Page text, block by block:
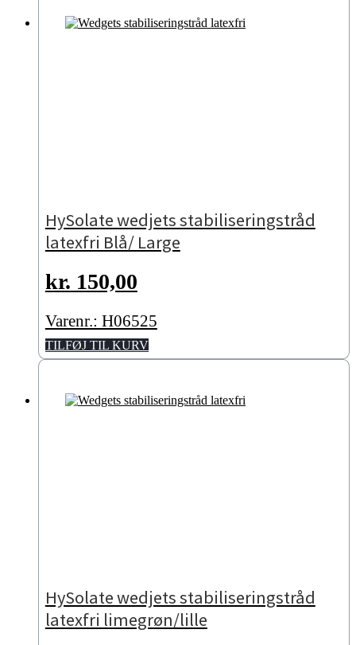
HySolate wedjets stabiliseringstråd
latexfri Blå/ Large
kr. 150,00
Varenr.: H06525
TILFØJ TIL KURV
HySolate wedjets stabiliseringstråd
latexfri limegrøn/lille